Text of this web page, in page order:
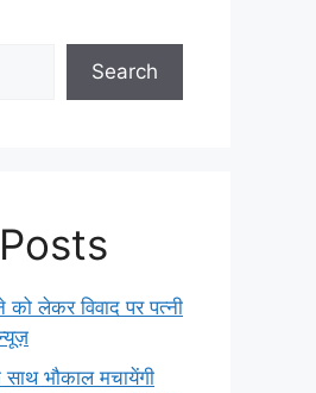
Search
लेकर विवाद पर पत्नी
भौकाल मचायेंगी